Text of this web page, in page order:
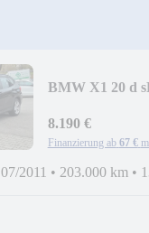
BMW X1 20 d
8.190 €
Finanzierung ab 67 €
2011 • 203.000 km •